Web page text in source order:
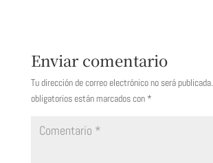
Enviar comentario
Tu dirección de correo electrónico no será publicada.
obligatorios están marcados con *